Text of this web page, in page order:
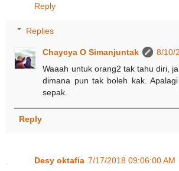
Reply
Replies
Chaycya O Simanjuntak
8/10/
Waaah untuk orang2 tak tahu diri,
dimana pun tak boleh kak.
sepak.
Reply
Desy oktafia 7/17/2018 09:06:00 AM